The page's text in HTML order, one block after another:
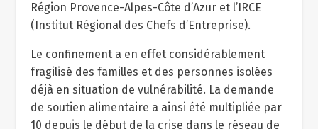
Région Provence-Alpes-Côte d’Azur et l’IRCE
(Institut Régional des Chefs d’Entreprise).
Le confinement a en effet considérablement
fragilisé des familles et des personnes isolées
déjà en situation de vulnérabilité. La demande
de soutien alimentaire a ainsi été multipliée par
10 depuis le début de la crise dans le réseau de